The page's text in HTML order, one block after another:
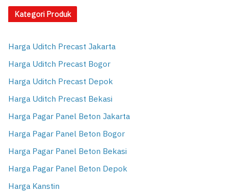
Kategori Produk
Harga Uditch Precast Jakarta
Harga Uditch Precast Bogor
Harga Uditch Precast Depok
Harga Uditch Precast Bekasi
Harga Pagar Panel Beton Jakarta
Harga Pagar Panel Beton Bogor
Harga Pagar Panel Beton Bekasi
Harga Pagar Panel Beton Depok
Harga Kanstin